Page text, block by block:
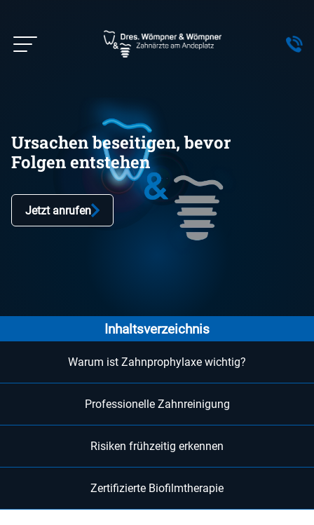
Ursachen beseitigen, bevor
Folgen entstehen
Jetzt anrufen
Inhaltsverzeichnis
Warum ist Zahnprophylaxe wichtig?
Professionelle Zahnreinigung
Risiken frühzeitig erkennen
Zertifizierte Biofilmtherapie